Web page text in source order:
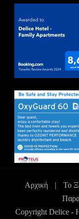
Αρχική | Το
Copyright Delice -